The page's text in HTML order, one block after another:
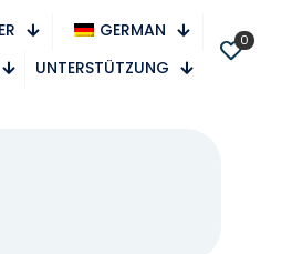
GERMAN
UNTERSTÜTZUNG
0